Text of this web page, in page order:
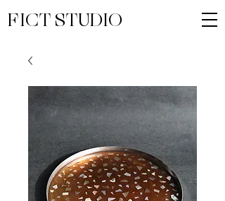
FICT STUDIO